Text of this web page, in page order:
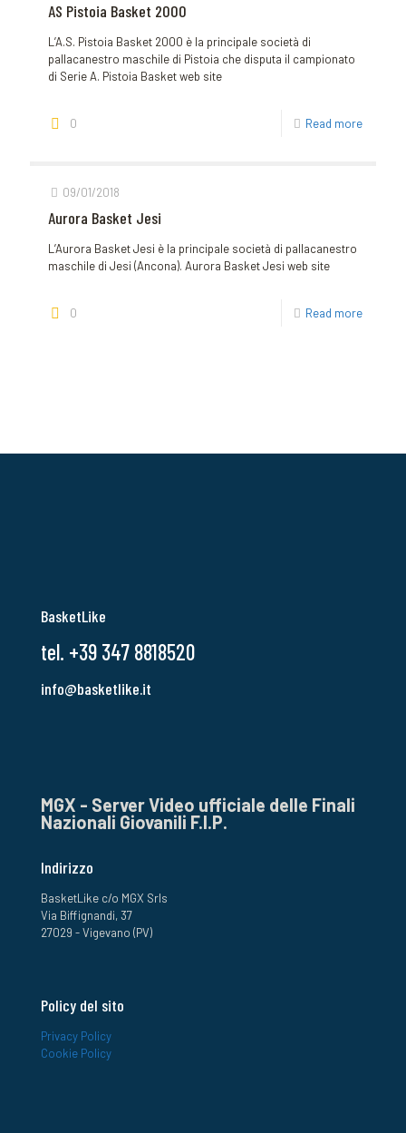
AS Pistoia Basket 2000
L’A.S. Pistoia Basket 2000 è la principale società di
pallacanestro maschile di Pistoia che disputa il campionato
di Serie A. Pistoia Basket web site
0 Read more
09/01/2018
Aurora Basket Jesi
L’Aurora Basket Jesi è la principale società di pallacanestro
maschile di Jesi (Ancona). Aurora Basket Jesi web site
0 Read more
BasketLike
tel. +39 347 8818520
info@basketlike.it
MGX - Server Video ufficiale delle Finali
Nazionali Giovanili F.I.P.
Indirizzo
BasketLike c/o MGX Srls
Via Biffignandi, 37
27029 - Vigevano (PV)
Policy del sito
Privacy Policy
Cookie Policy